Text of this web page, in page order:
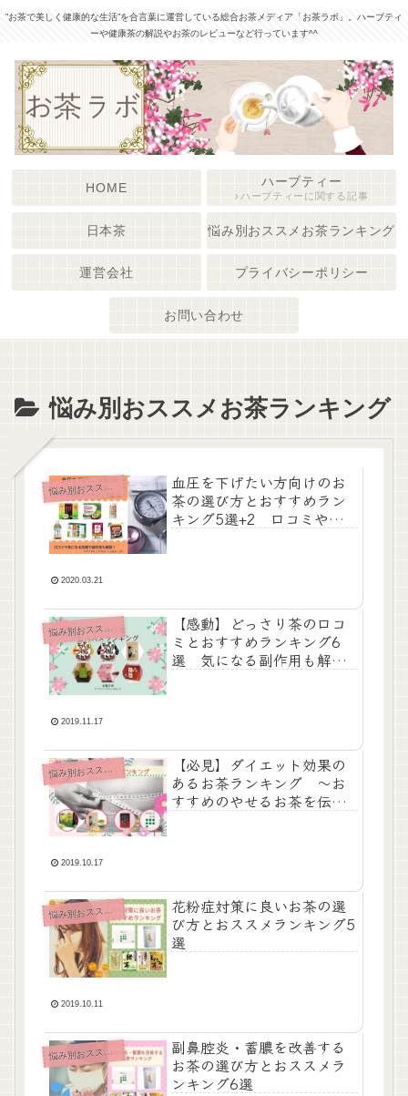
”お茶で美しく健康的な生活”を合言葉に運営している総合お茶メディア「お茶ラボ」。ハーブティ
ーや健康茶の解説やお茶のレビューなど行っています^^
HOME ハーブティー
ハーブティーに関する記事
日本茶 悩み別おススメお茶ランキング
運営会社 プライバシーポリシー
お問い合わせ
悩み別おススメお茶ランキング
悩み別おススメお茶ランキング
血圧を下げたい方向けのお
茶の選び方とおすすめラン
キング5選+2 口コミや気
2020.03.21
悩み別おススメお茶ランキング
【感動】どっさり茶の口コ
ミとおすすめランキング6
選 気になる副作用も解
2019.11.17
悩み別おススメお茶ランキング
【必見】ダイエット効果の
あるお茶ランキング ～お
すすめのやせるお茶を伝授
2019.10.17
悩み別おススメお茶ランキング
花粉症対策に良いお茶の選
び方とおススメランキング5
選
2019.10.11
悩 み別おススメお茶ランキング
副鼻腔炎・蓄膿を改善する
お茶の選び方とおススメラ
ンキング6選